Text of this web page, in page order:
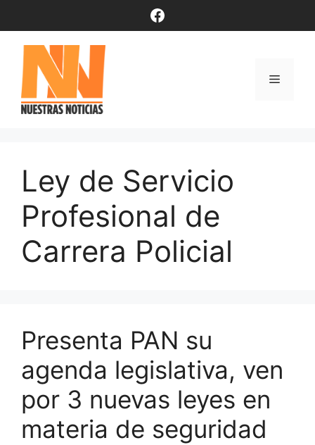
contenido
Facebook
Menú
Ley de Servicio
Profesional de
Carrera Policial
Presenta PAN su
agenda legislativa, ven
por 3 nuevas leyes en
materia de seguridad